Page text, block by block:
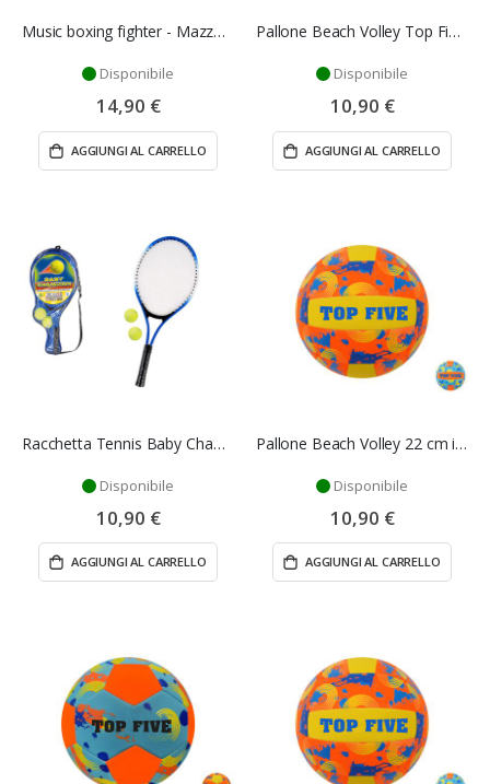
Music boxing fighter - Mazzeo Giocattoli
Disponibile
14,90 €
AGGIUNGI AL CARRELLO
Pallone Beach Volley Top Five PVC 14 cm – Mazzeo Giocattoli
Disponibile
10,90 €
AGGIUNGI AL CARRELLO
Racchetta Tennis Baby Champion con 2 Palline – Mazzeo Giocattoli
Disponibile
10,90 €
AGGIUNGI AL CARRELLO
Pallone Beach Volley 22 cm in Neoprene 220 gr Multicolore – Mazzeo Giocattoli
Disponibile
10,90 €
AGGIUNGI AL CARRELLO